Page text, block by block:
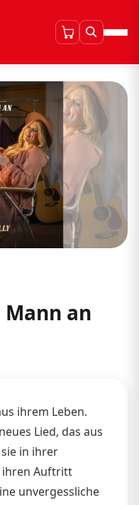
an
ihrem Leben.
Lied, das aus
in ihrer
ihren Auftritt
unvergessliche